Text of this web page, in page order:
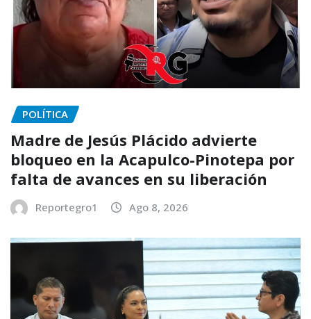
POLÍTICA
Madre de Jesús Plácido advierte
bloqueo en la Acapulco-Pinotepa por
falta de avances en su liberación
Reportegro1 Ago 8, 2026